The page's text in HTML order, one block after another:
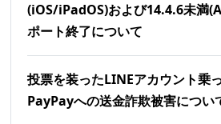
(iOS/iPadOS)および14.4.6未満
ポート終了について
投票を装ったLINEアカウント乗
PayPayへの送金詐欺被害につい